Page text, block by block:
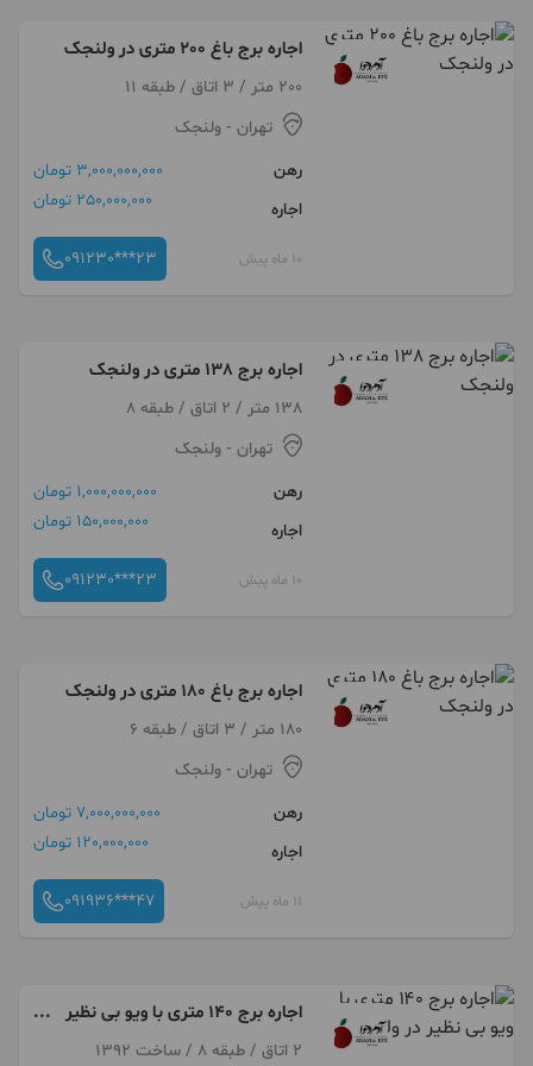
اجاره برج باغ 200 متری در ولنجک
200 متر / 3 اتاق / طبقه 11
تهران - ولنجک
رهن
3,000,000,000 تومان
اجاره
250,000,000 تومان
10 ماه پیش 091230***23
اجاره برج 138 متری در ولنجک
138 متر / 2 اتاق / طبقه 8
تهران - ولنجک
رهن
1,000,000,000 تومان
اجاره
150,000,000 تومان
10 ماه پیش 091230***23
اجاره برج باغ 180 متری در ولنجک
180 متر / 3 اتاق / طبقه 6
تهران - ولنجک
رهن
7,000,000,000 تومان
اجاره
120,000,000 تومان
11 ماه پیش 091936***47
اجاره برج ۱۴۰ متری با ویو بی نظیر
در ولنجک
2 اتاق / طبقه 8 / ساخت 1392